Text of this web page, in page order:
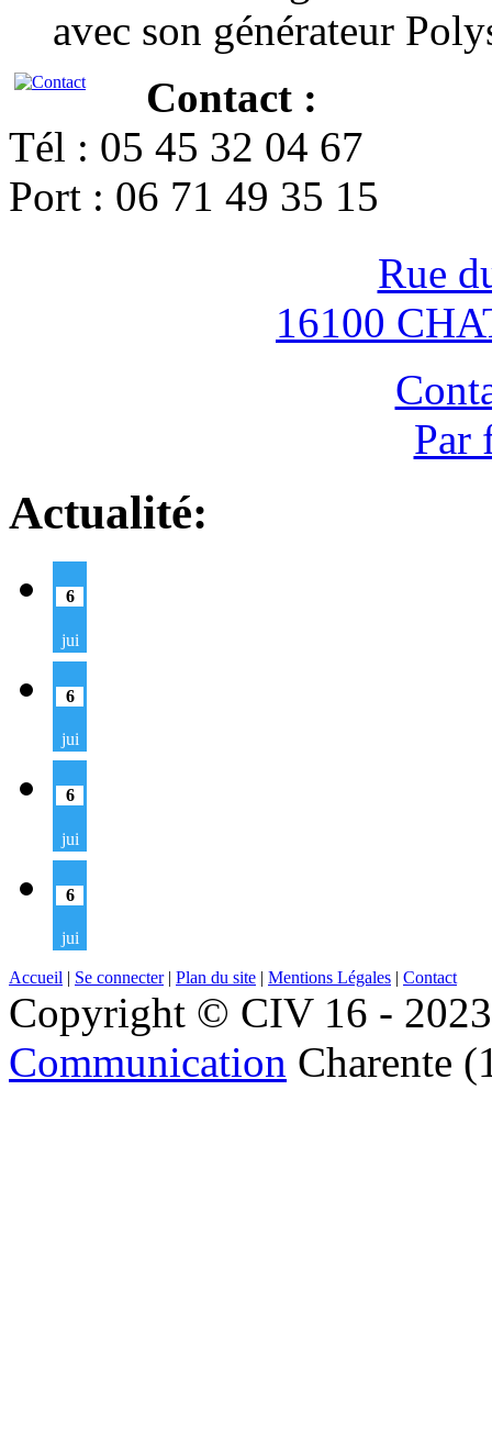
avec son générateur
Contact :
Tél : 05 45 32 04 67
Port : 06 71 49 35 15
Rue
16100
Par
Actualité:
6
jui
6
jui
6
jui
6
jui
Accueil | Se connecter| Plan du site | Mentions Légales | Contact
Copyright © CIV 16 -
Communication Charente